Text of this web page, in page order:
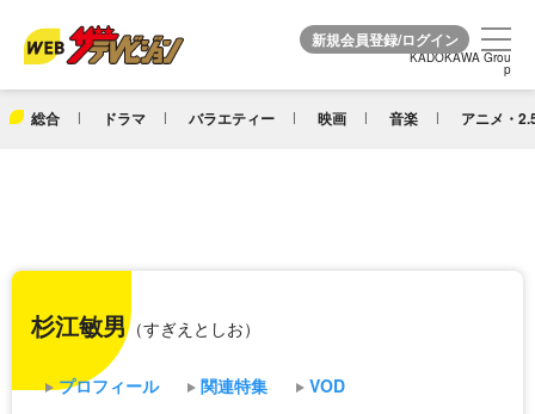
KADOKAWA Grou
p
総合 ドラマ バラエティー 映画 音楽 アニメ・
KADOKAWA Grou
p
杉江敏男（すぎえとしお）
プロフィール 関連特集 VOD